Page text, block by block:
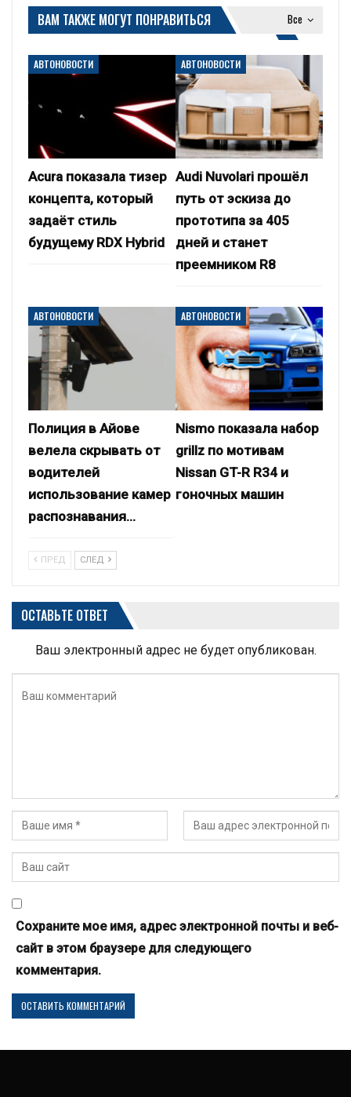
Все
ВАМ ТАКЖЕ МОГУТ ПОНРАВИТЬСЯ
АВТОНОВОСТИ
Acura показала тизер
концепта, который
задаёт стиль
будущему RDX Hybrid
АВТОНОВОСТИ
Audi Nuvolari прошёл
путь от эскиза до
прототипа за 405
дней и станет
преемником R8
АВТОНОВОСТИ
Полиция в Айове
велела скрывать от
водителей
использование камер
распознавания…
АВТОНОВОСТИ
Nismo показала набор
grillz по мотивам
Nissan GT-R R34 и
гоночных машин
ПРЕД СЛЕД
ОСТАВЬТЕ ОТВЕТ
Ваш электронный адрес не будет опубликован.
Сохраните мое имя, адрес электронной почты и веб-
сайт в этом браузере для следующего
комментария.